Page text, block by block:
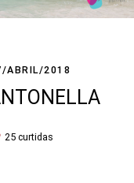
ABRIL/2018
25curtidas